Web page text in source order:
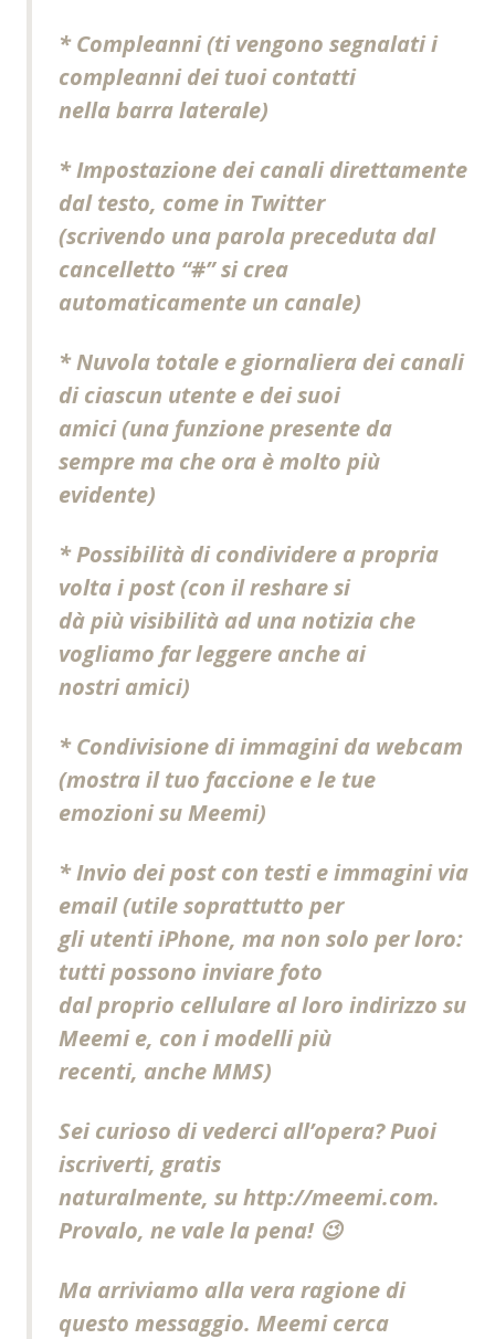
* Compleanni (ti vengono segnalati i
compleanni dei tuoi contatti
nella barra laterale)
* Impostazione dei canali direttamente
dal testo, come in Twitter
(scrivendo una parola preceduta dal
cancelletto “#” si crea
automaticamente un canale)
* Nuvola totale e giornaliera dei canali
di ciascun utente e dei suoi
amici (una funzione presente da
sempre ma che ora è molto più
evidente)
* Possibilità di condividere a propria
volta i post (con il reshare si
dà più visibilità ad una notizia che
vogliamo far leggere anche ai
nostri amici)
* Condivisione di immagini da webcam
(mostra il tuo faccione e le tue
emozioni suMeemi)
* Invio dei post con testi e immagini via
email (utile soprattutto per
gli utenti iPhone, ma non solo per loro:
tutti possono inviare foto
dal proprio cellulare al loro indirizzo su
Meemi e, con i modelli più
recenti, anche MMS)
Sei curioso di vederci all’opera? Puoi
iscriverti, gratis
naturalmente, su http://meemi.com.
Provalo, ne vale la pena! 😉
Ma arriviamo alla vera ragione di
questo messaggio. Meemi cerca